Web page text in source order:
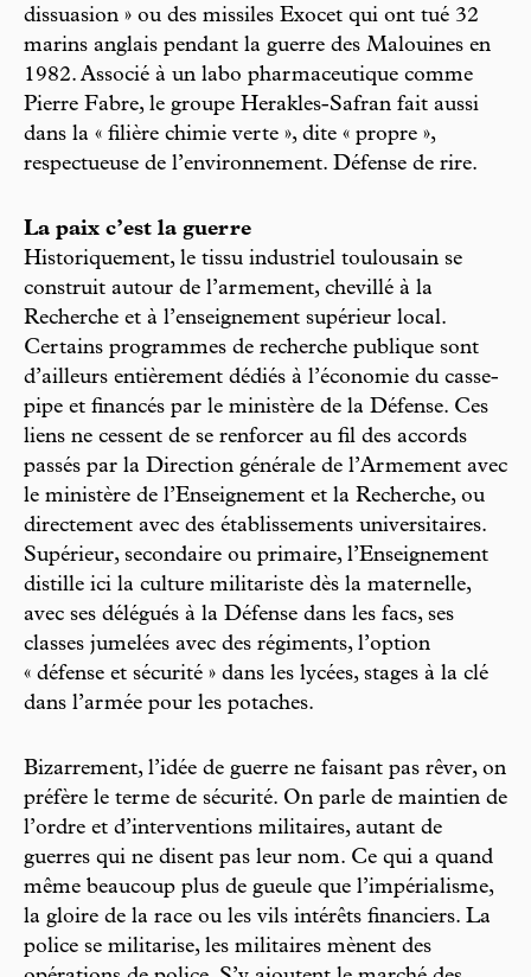
dissuasion » ou des missiles Exocet qui ont tué 32
marins anglais pendant la guerre des Malouines en
1982. Associé à un labo pharmaceutique comme
Pierre Fabre, le groupe Herakles-Safran fait aussi
dans la « filière chimie verte », dite « propre »,
respectueuse de l’environnement. Défense de rire.
La paix c’est la guerre
Historiquement, le tissu industriel toulousain se
construit autour de l’armement, chevillé à la
Recherche et à l’enseignement supérieur local.
Certains programmes de recherche publique sont
d’ailleurs entièrement dédiés à l’économie du casse-
pipe et financés par le ministère de la Défense. Ces
liens ne cessent de se renforcer au fil des accords
passés par la Direction générale de l’Armement avec
le ministère de l’Enseignement et la Recherche, ou
directement avec des établissements universitaires.
Supérieur, secondaire ou primaire, l’Enseignement
distille ici la culture militariste dès la maternelle,
avec ses délégués à la Défense dans les facs, ses
classes jumelées avec des régiments, l’option
« défense et sécurité » dans les lycées, stages à la clé
dans l’armée pour les potaches.
Bizarrement, l’idée de guerre ne faisant pas rêver, on
préfère le terme de sécurité. On parle de maintien de
l’ordre et d’interventions militaires, autant de
guerres qui ne disent pas leur nom. Ce qui a quand
même beaucoup plus de gueule que l’impérialisme,
la gloire de la race ou les vils intérêts financiers. La
police se militarise, les militaires mènent des